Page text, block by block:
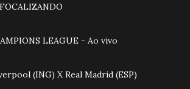
LEAGUE - Ao vivo
X Real Madrid (ESP)